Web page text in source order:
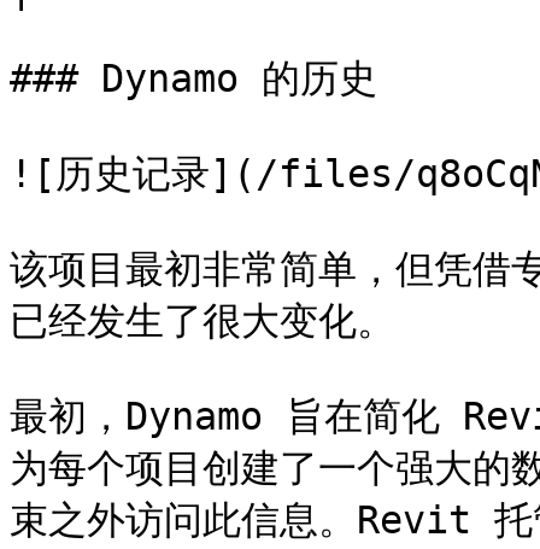
### Dynamo 的历史
![历史记录](/files/
该项目最初非常简单，但凭借
已经发生了很大变化。
最初，Dynamo 旨在简化
为每个项目创建了一个强大的
束之外访问此信息。Revit